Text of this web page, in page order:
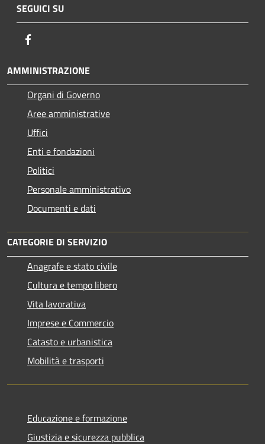
SEGUICI SU
AMMINISTRAZIONE
Organi di Governo
Aree amministrative
Uffici
Enti e fondazioni
Politici
Personale amministrativo
Documenti e dati
CATEGORIE DI SERVIZIO
Anagrafe e stato civile
Cultura e tempo libero
Vita lavorativa
Imprese e Commercio
Catasto e urbanistica
Mobilità e trasporti
Educazione e formazione
Giustizia e sicurezza pubblica